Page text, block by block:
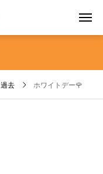
過去 ホワイトデー🌹